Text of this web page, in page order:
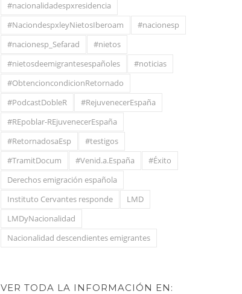
#nacionalidadespxresidencia
#NaciondespxleyNietosIberoam
#nacionesp
#nacionesp_Sefarad
#nietos
#nietosdeemigrantesespañoles
#noticias
#ObtencioncondicionRetornado
#PodcastDobleR
#RejuvenecerEspaña
#REpoblar-REjuvenecerEspaña
#RetornadosaEsp
#testigos
#TramitDocum
#Venid.a.España
#Éxito
Derechos emigración española
Instituto Cervantes responde
LMD
LMDyNacionalidad
Nacionalidad descendientes emigrantes
VER TODA LA INFORMACIÓN EN: